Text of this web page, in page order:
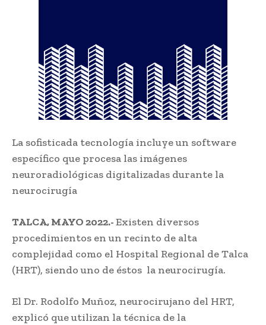
La sofisticada tecnología incluye un software
específico que procesa las imágenes
neuroradiológicas digitalizadas durante la
neurocirugía
TALCA, MAYO 2022.-Existen diversos
procedimientos en un recinto de alta
complejidad como el Hospital Regional de Talca
(HRT), siendo uno de éstos la neurocirugía.
El Dr. Rodolfo Muñoz, neurocirujano del HRT,
explicó que utilizan la técnica de la